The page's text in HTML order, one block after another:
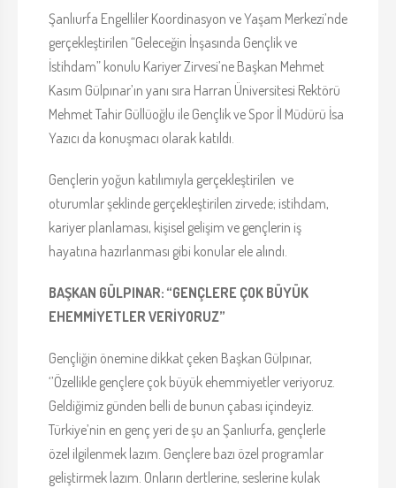
Şanlıurfa Engelliler Koordinasyon ve Yaşam Merkezi’nde
gerçekleştirilen “Geleceğin İnşasında Gençlik ve
İstihdam” konulu Kariyer Zirvesi’ne Başkan Mehmet
Kasım Gülpınar’ın yanı sıra Harran Üniversitesi Rektörü
Mehmet Tahir Güllüoğlu ile Gençlik ve Spor İl Müdürü İsa
Yazıcı da konuşmacı olarak katıldı.
Gençlerin yoğun katılımıyla gerçekleştirilen ve
oturumlar şeklinde gerçekleştirilen zirvede; istihdam,
kariyer planlaması, kişisel gelişim ve gençlerin iş
hayatına hazırlanması gibi konular ele alındı.
BAŞKAN GÜLPINAR: “GENÇLERE ÇOK BÜYÜK
EHEMMİYETLER VERİYORUZ”
Gençliğin önemine dikkat çeken Başkan Gülpınar,
‘’Özellikle gençlere çok büyük ehemmiyetler veriyoruz.
Geldiğimiz günden belli de bunun çabası içindeyiz.
Türkiye’nin en genç yeri de şu an Şanlıurfa, gençlerle
özel ilgilenmek lazım. Gençlere bazı özel programlar
geliştirmek lazım. Onların dertlerine, seslerine kulak